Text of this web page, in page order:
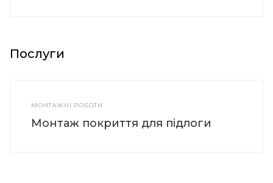
Послуги
МОНТАЖНІ РОБОТИ
Монтаж покриття для підлоги